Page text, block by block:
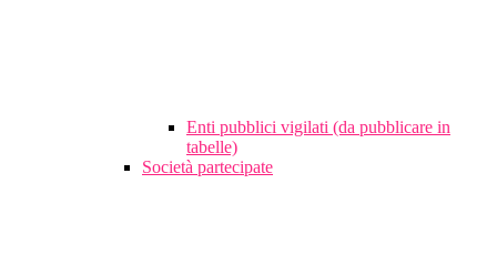
Enti pubblici vigilati (da pubblicare in
tabelle)
Società partecipate